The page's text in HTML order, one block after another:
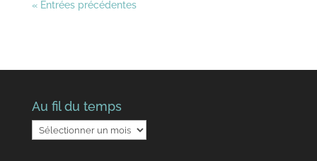
« Entrées précédentes
Au fil du temps
Au
fil